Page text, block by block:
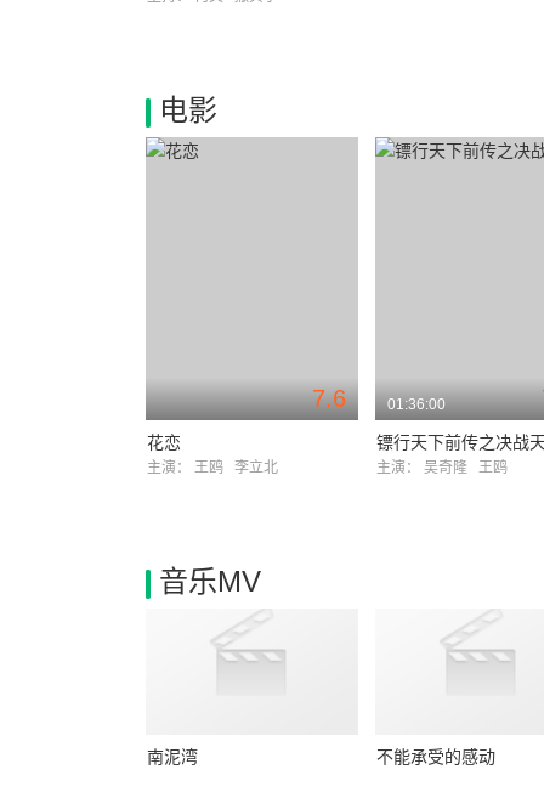
电影
7.6
花恋
主演： 王鸥 李立北
01:36:00
镖行天下前传之决战
主演： 吴奇隆 王鸥
音乐MV
南泥湾 不能承受的感动